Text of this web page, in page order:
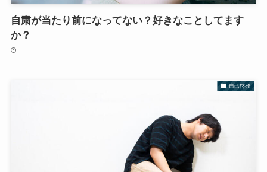
自粛が当たり前になってない？好きなことしてます
か？
自己啓発